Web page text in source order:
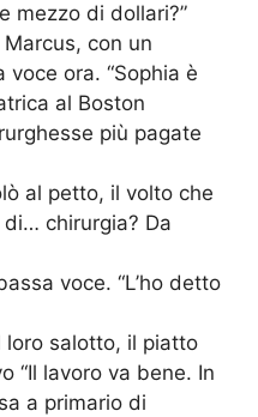
mezzo di dollari?”
con un
voce ora. “Sophia è
al Boston
più pagate
al petto, il volto che
di… chirurgia? Da
voce. “L’ho detto
loro salotto, il piatto
“Il lavoro va bene. In
a primario di